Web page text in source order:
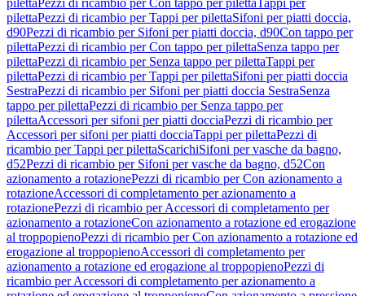
pilettaPezzi di ricambio per Con tappo per pilettaTappi per
pilettaPezzi di ricambio per Tappi per pilettaSifoni per piatti doccia,
d90Pezzi di ricambio per Sifoni per piatti doccia, d90Con tappo per
pilettaPezzi di ricambio per Con tappo per pilettaSenza tappo per
pilettaPezzi di ricambio per Senza tappo per pilettaTappi per
pilettaPezzi di ricambio per Tappi per pilettaSifoni per piatti doccia
SestraPezzi di ricambio per Sifoni per piatti doccia SestraSenza
tappo per pilettaPezzi di ricambio per Senza tappo per
pilettaAccessori per sifoni per piatti docciaPezzi di ricambio per
Accessori per sifoni per piatti docciaTappi per pilettaPezzi di
ricambio per Tappi per pilettaScarichiSifoni per vasche da bagno,
d52Pezzi di ricambio per Sifoni per vasche da bagno, d52Con
azionamento a rotazionePezzi di ricambio per Con azionamento a
rotazioneAccessori di completamento per azionamento a
rotazionePezzi di ricambio per Accessori di completamento per
azionamento a rotazioneCon azionamento a rotazione ed erogazione
al troppopienoPezzi di ricambio per Con azionamento a rotazione ed
erogazione al troppopienoAccessori di completamento per
azionamento a rotazione ed erogazione al troppopienoPezzi di
ricambio per Accessori di completamento per azionamento a